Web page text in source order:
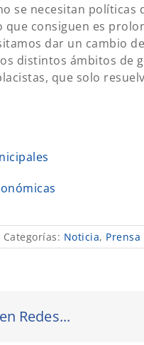
se necesitan
que consiguen es
dar un cambio
distintos ámbitos de
que solo
Categorías: Noticia, Prensa
Redes...